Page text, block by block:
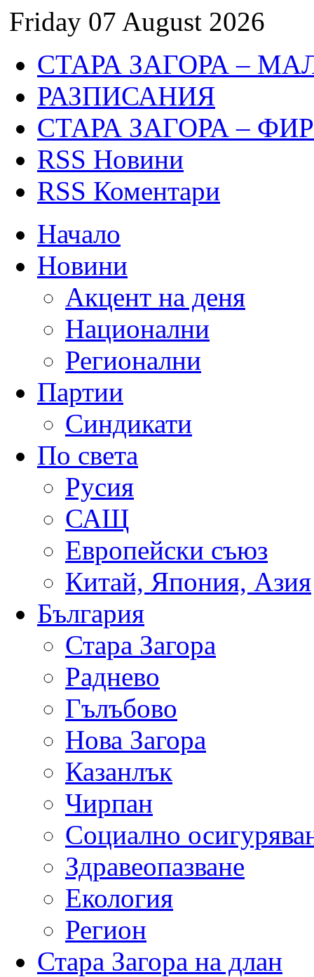
Friday 07 August 2026
СТАРА ЗАГОРА –
РАЗПИСАНИЯ
СТАРА ЗАГОРА –
RSS Новини
RSS Коментари
Начало
Новини
Акцент на деня
Национални
Регионални
Партии
Синдикати
По света
Русия
САЩ
Европейски съюз
Китай, Япония, Азия
България
Стара Загора
Раднево
Гълъбово
Нова Загора
Казанлък
Чирпан
Социално
Здравеопазване
Екология
Регион
Стара Загора на длан